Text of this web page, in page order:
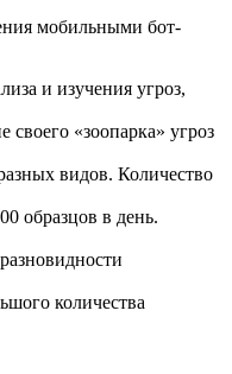
мобильными бот-
и изучения угроз,
своего «зоопарка» угроз
видов. Количество
образцов в день.
количества